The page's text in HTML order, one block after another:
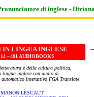
di inglese -
IN LINGUA INGLESE
- 401 AUDIOBOOKS
e della cultura politica,
lingua inglese con audio di
automatico interattivo FGA Translate
MANON LESCAUT